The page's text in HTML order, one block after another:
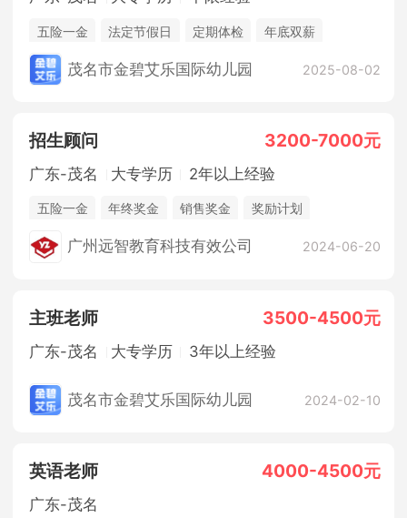
五险一金 法定节假日 定期体检
年底双薪
节日福利
茂名市金碧艾乐国际幼儿园 2025-08-02
招生顾问 3200-7000元
广东-茂名 大专学历 2年以上经验
五险一金 年终奖金 销售奖金
奖励计划
法定节假日
休假制度
广州远智教育科技有效公司 2024-06-20
主班老师 3500-4500元
广东-茂名 大专学历 3年以上经验
茂名市金碧艾乐国际幼儿园 2024-02-10
英语老师 4000-4500元
广东-茂名